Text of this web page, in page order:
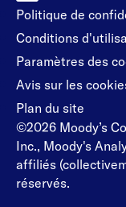
Politique de
Conditions
Paramètres des
Avis sur les
Plan du site
©2026 Moody’s
Inc., Moody's
affiliés
réservés.